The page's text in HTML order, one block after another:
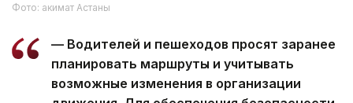
Фото: акимат Астаны
— Водителей и пешеходов просят заранее
планировать маршруты и учитывать
возможные изменения в организации